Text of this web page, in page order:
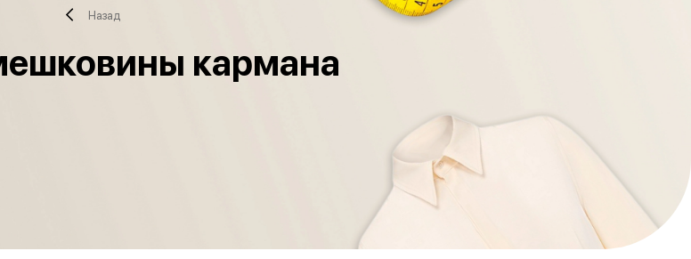
Назад
кармана